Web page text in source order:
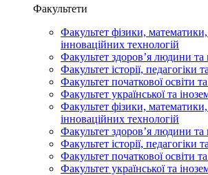
Факультети
Факультет фізики,
інноваційних технологій
Факультет здоров’я людини
Факультет історії, педагогіки
Факультет початкової освіти
Факультет української та
Факультет фізики,
інноваційних технологій
Факультет здоров’я людини
Факультет історії, педагогіки
Факультет початкової освіти
Факультет української та